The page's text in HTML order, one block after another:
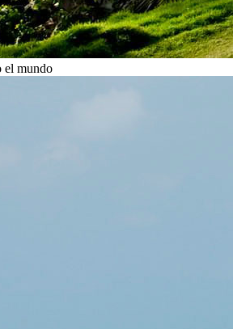
el mundo